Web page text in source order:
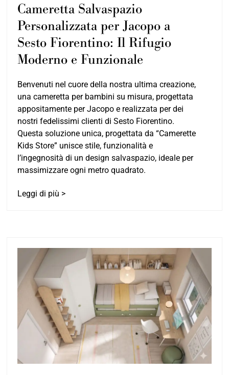
Cameretta Salvaspazio
Personalizzata per Jacopo a
Sesto Fiorentino: Il Rifugio
Moderno e Funzionale
Benvenuti nel cuore della nostra ultima creazione,
una cameretta per bambini su misura, progettata
appositamente per Jacopo e realizzata per dei
nostri fedelissimi clienti di Sesto Fiorentino.
Questa soluzione unica, progettata da “Camerette
Kids Store” unisce stile, funzionalità e
l’ingegnosità di un design salvaspazio, ideale per
massimizzare ogni metro quadrato.
Leggi di più >